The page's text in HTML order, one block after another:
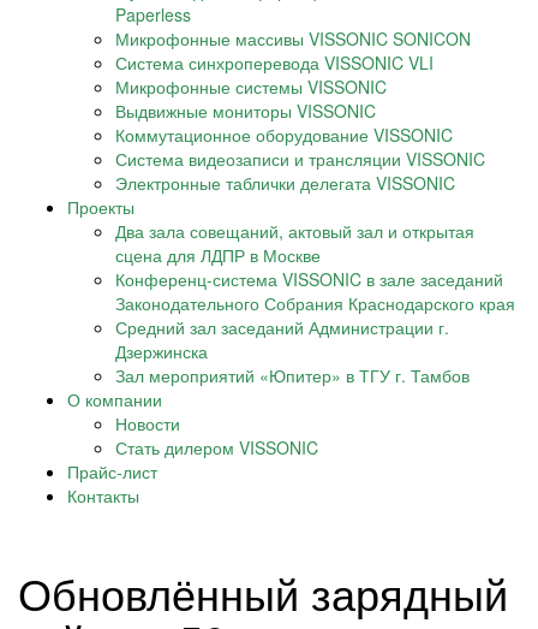
Paperless
Микрофонные массивы VISSONIC SONICON
Система синхроперевода VISSONIC VLI
Микрофонные системы VISSONIC
Выдвижные мониторы VISSONIC
Коммутационное оборудование VISSONIC
Система видеозаписи и трансляции VISSONIC
Электронные таблички делегата VISSONIC
Проекты
Два зала совещаний, актовый зал и открытая
сцена для ЛДПР в Москве
Конференц-система VISSONIC в зале заседаний
Законодательного Собрания Краснодарского края
Средний зал заседаний Администрации г.
Дзержинска
Зал мероприятий «Юпитер» в ТГУ г. Тамбов
О компании
Новости
Стать дилером VISSONIC
Прайс-лист
Контакты
Обновлённый зарядный